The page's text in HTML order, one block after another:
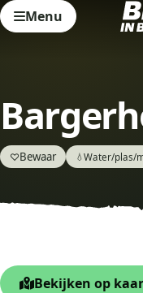
Menu
♡Bewaar 💧Water/plas/
Bekijken op